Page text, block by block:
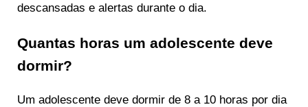
descansadas e alertas durante o dia.
Quantas horas um adolescente deve
dormir?
Um adolescente deve dormir de 8 a 10 horas por dia